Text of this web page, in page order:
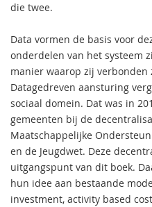
die twee.
Data vormen de basis voor
onderdelen van het systeem
manier waarop zij
Datagedreven aansturing
sociaal domein. Dat was in
gemeenten bij de
Maatschappelijke
en de Jeugdwet. Deze
uitgangspunt van dit boek.
hun idee aan bestaande
investment, activity based